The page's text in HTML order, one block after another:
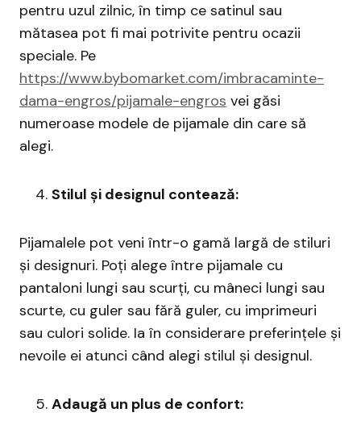
pentru uzul zilnic, în timp ce satinul sau
mătasea pot fi mai potrivite pentru ocazii
speciale. Pe
https://www.bybomarket.com/imbracaminte-
dama-engros/pijamale-engros vei găsi
numeroase modele de pijamale din care să
alegi.
Stilul și designul contează:
Pijamalele pot veni într-o gamă largă de stiluri
și designuri. Poți alege între pijamale cu
pantaloni lungi sau scurți, cu mâneci lungi sau
scurte, cu guler sau fără guler, cu imprimeuri
sau culori solide. Ia în considerare preferințele și
nevoile ei atunci când alegi stilul și designul.
Adaugă un plus de confort: